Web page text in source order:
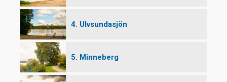
P
ro
4. Ulvsundasjön
5. Minneberg